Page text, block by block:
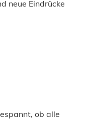
neue Eindrücke
ob alle